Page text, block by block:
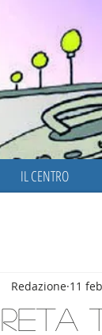
IL CENTRO
Redazione 11 feb